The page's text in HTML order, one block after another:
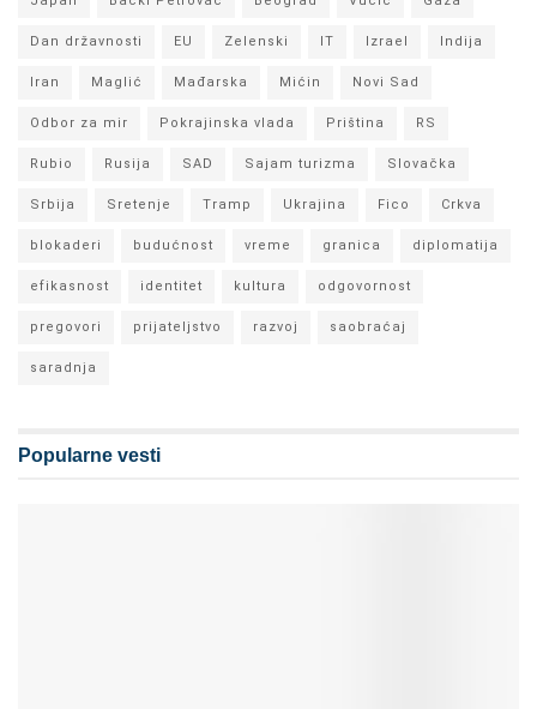
Dan državnosti EU Zelenski IT Izrael Indija
Iran Maglić Mađarska Mićin Novi Sad
Odbor za mir Pokrajinska vlada Priština RS
Rubio Rusija SAD Sajam turizma Slovačka
Srbija Sretenje Tramp Ukrajina Fico Crkva
blokaderi budućnost vreme granica diplomatija
efikasnost identitet kultura odgovornost
pregovori prijateljstvo razvoj saobraćaj
saradnja
Popularne vesti